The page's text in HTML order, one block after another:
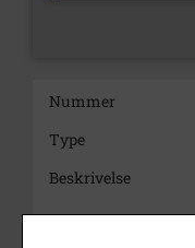
Nummer
Type
Beskrivelse